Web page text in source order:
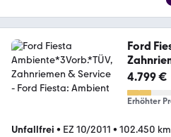
Ford
4.799 €
Erhöhter
Unfallfrei • EZ 10/2011 • 102.450 km